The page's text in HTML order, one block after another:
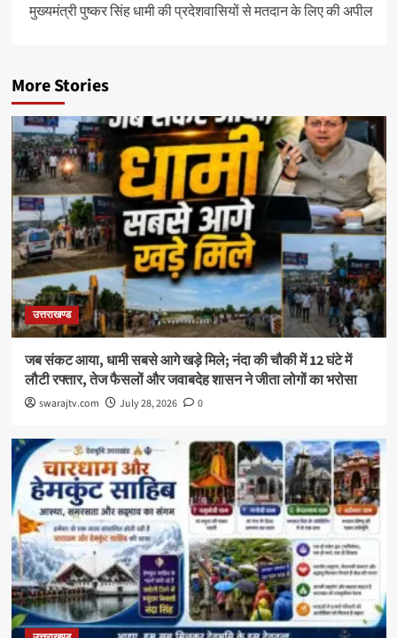
मुख्यमंत्री पुष्कर सिंह धामी की प्रदेशवासियों से मतदान के लिए की अपील
More Stories
उत्तराखण्ड
जब संकट आया, धामी सबसे आगे खड़े मिले; नंदा की चौकी में 12 घंटे में
लौटी रफ्तार, तेज फैसलों और जवाबदेह शासन ने जीता लोगों का भरोसा
swarajtv.com July 28, 2026 0